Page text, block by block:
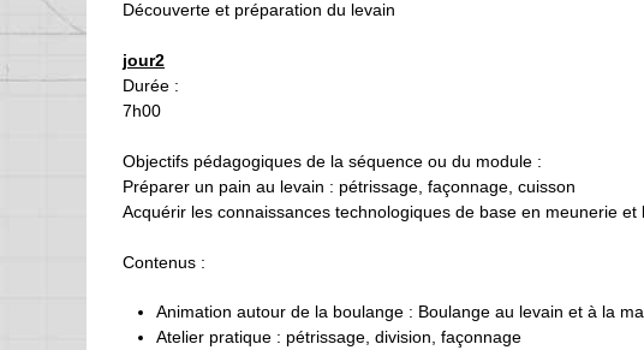
Découverte et préparation du levain
jour2
Durée :
7h00
Objectifs pédagogiques de la séquence ou du module :
Préparer un pain au levain : pétrissage, façonnage, cuisson
Acquérir les connaissances technologiques de base en meunerie et
Contenus :
Animation autour de la boulange : Boulange au levain et à la
Atelier pratique : pétrissage, division, façonnage